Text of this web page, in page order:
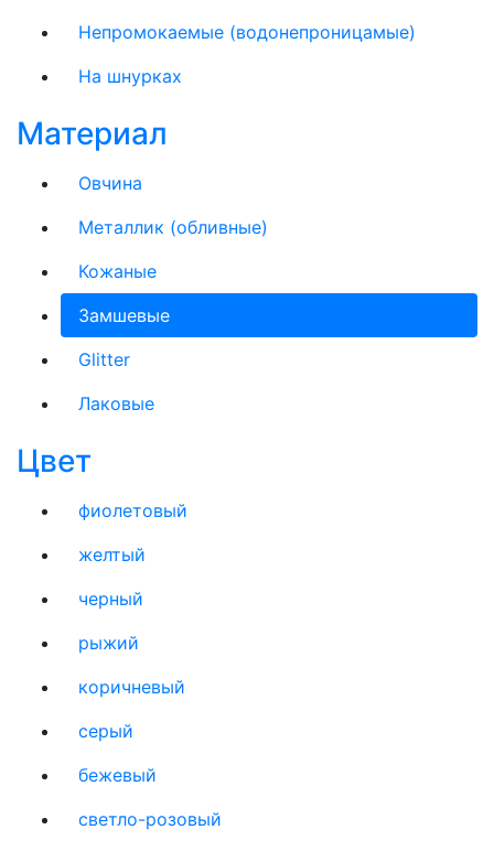
Непромокаемые (водонепроницамые)
На шнурках
Материал
Овчина
Металлик (обливные)
Кожаные
Замшевые
Glitter
Лаковые
Цвет
фиолетовый
желтый
черный
рыжий
коричневый
серый
бежевый
светло-розовый